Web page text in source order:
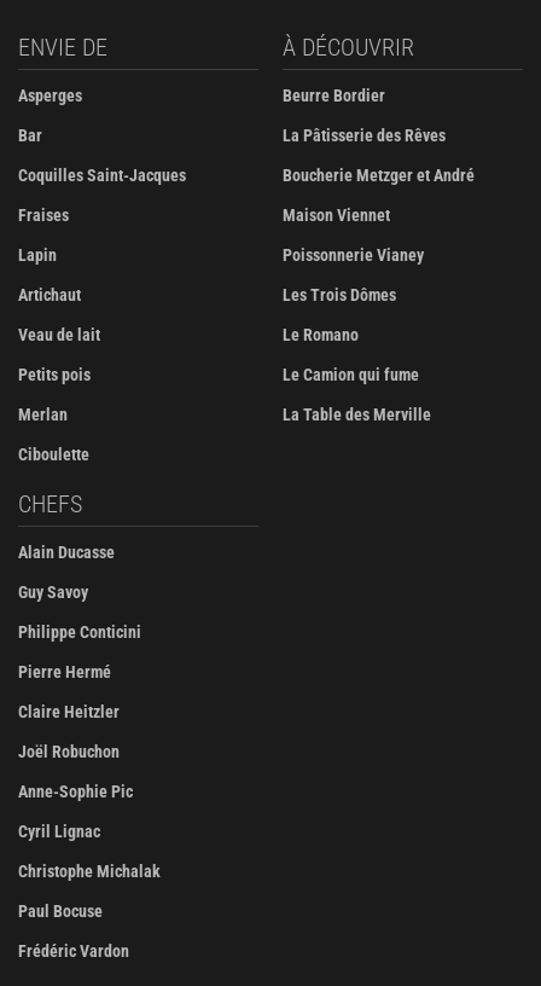
ENVIE DE
Asperges
Bar
Coquilles Saint-Jacques
Fraises
Lapin
Artichaut
Veau de lait
Petits pois
Merlan
Ciboulette
À DÉCOUVRIR
Beurre Bordier
La Pâtisserie des Rêves
Boucherie Metzger et André
Maison Viennet
Poissonnerie Vianey
Les Trois Dômes
Le Romano
Le Camion qui fume
La Table des Merville
CHEFS
Alain Ducasse
Guy Savoy
Philippe Conticini
Pierre Hermé
Claire Heitzler
Joël Robuchon
Anne-Sophie Pic
Cyril Lignac
Christophe Michalak
Paul Bocuse
Frédéric Vardon